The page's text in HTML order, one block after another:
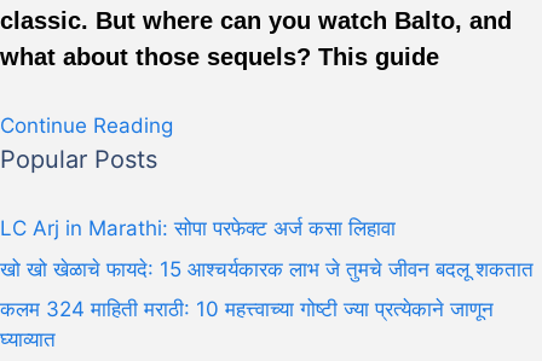
classic. But where can you watch Balto, and
what about those sequels? This guide
Continue Reading
Popular Posts
LC Arj in Marathi: सोपा परफेक्ट अर्ज कसा लिहावा
खो खो खेळाचे फायदे: 15 आश्चर्यकारक लाभ जे तुमचे जीवन बदलू शकतात
कलम 324 माहिती मराठी: 10 महत्त्वाच्या गोष्टी ज्या प्रत्येकाने जाणून
घ्याव्यात